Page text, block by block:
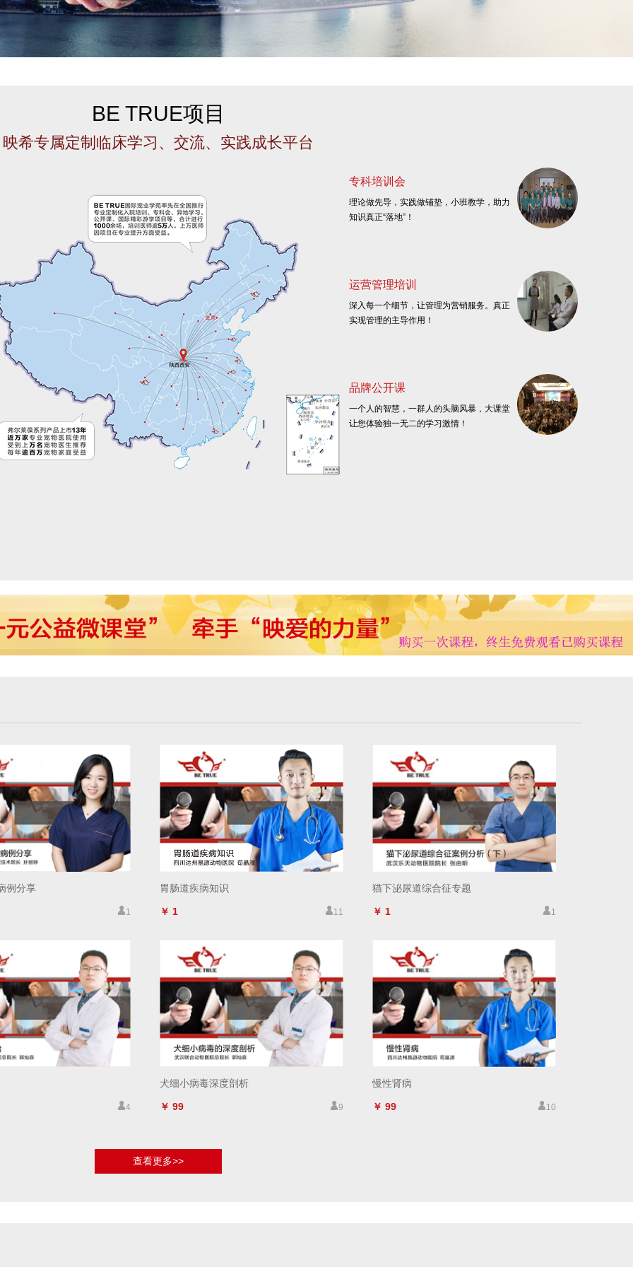
BE TRUE项目
映希专属定制临床学习、交流、实践成长平台
专科培训会
理论做先导，实践做铺垫，小班教学，助力
知识真正“落地”！
运营管理培训
深入每一个细节，让管理为营销服务。真正
实现管理的主导作用！
品牌公开课
一个人的智慧，一群人的头脑风暴，大课堂
让您体验独一无二的学习激情！
例分享
1
胃肠道疾病知识
￥ 1 11
猫下泌尿道综合征专题
￥ 1 1
4
犬细小病毒深度剖析
￥ 99 9
慢性肾病
￥ 99 10
查看更多>>